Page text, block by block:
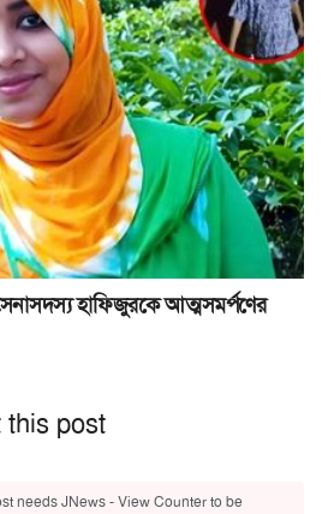
হাফিজুরকে আত্মসমর্পণের
this post
needs JNews - View Counter to be